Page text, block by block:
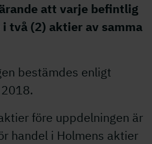
att varje befintlig
två (2) aktier av samma
bestämdes enligt
före uppdelningen är
handel i Holmens aktier